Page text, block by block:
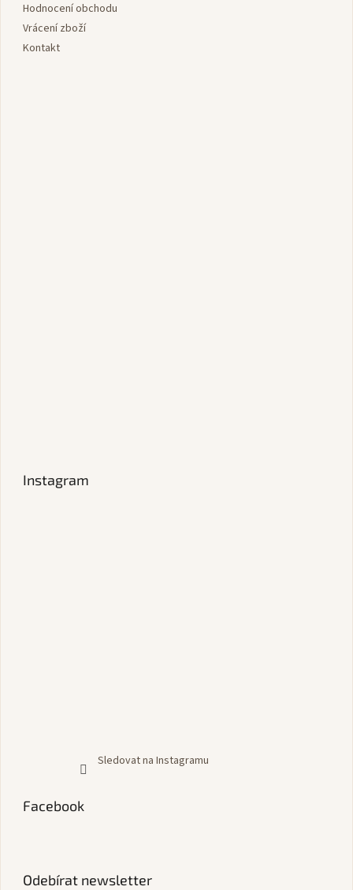
Hodnocení obchodu
Vrácení zboží
Kontakt
Instagram
Sledovat na Instagramu
Facebook
Odebírat newsletter